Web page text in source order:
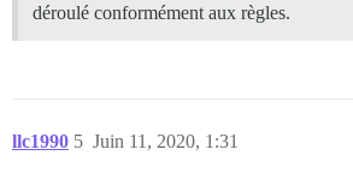
déroulé conformément aux règles.
llc1990 Juin 11, 2020, 1:31
5